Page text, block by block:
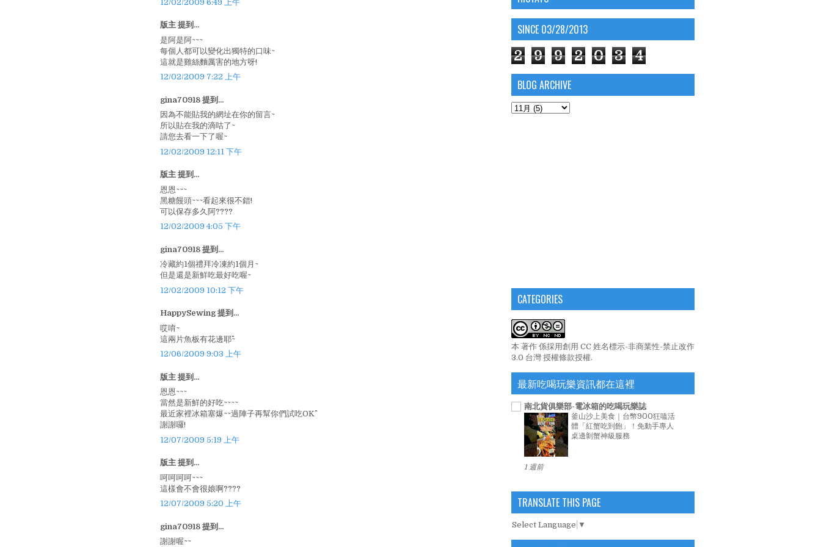
12/02/2009 6:49 上午
版主 提到...
是阿是阿~~~
每個人都可以變化出獨特的口味~
這就是雞絲麵厲害的地方呀!
12/02/2009 7:22 上午
gina70918 提到...
因為不能貼我的網址在你的留言~
所以貼在我的滴咕了~
請您去看一下了喔~
12/02/2009 12:11 下午
版主 提到...
恩恩~~~
黑糖饅頭~~~看起來很不錯!
可以保存多久阿????
12/02/2009 4:05 下午
gina70918 提到...
冷藏約1個禮拜冷凍約1個月~
但是還是新鮮吃最好吃喔~
12/02/2009 10:12 下午
HappySewing 提到...
哎唷~
這兩片魚板有花邊耶^^~
12/06/2009 9:03 上午
版主 提到...
恩恩~~~
當然是新鮮的好吃~~~~
最近家裡冰箱塞爆~~過陣子再幫你們試吃OK^^
謝謝囉!
12/07/2009 5:19 上午
版主 提到...
呵呵呵呵~~~
這樣會不會很娘啊????
12/07/2009 5:20 上午
gina70918 提到...
謝謝喔~~
SINCE 03/28/2013
2 9 9 2 0 3 4
BLOG ARCHIVE
CATEGORIES
本 著作 係採用創用 CC 姓名標示-非商業性-禁止改作
3.0 台灣 授權條款授權.
最新吃喝玩樂資訊都在這裡
南北貨俱樂部-電冰箱的吃喝玩樂誌
釜山沙上美食｜台幣900狂嗑活
體「紅蟹吃到飽」！免動手專人
桌邊剝蟹神級服務
1 週前
TRANSLATE THIS PAGE
Select Language ▼